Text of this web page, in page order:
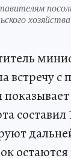
встречу